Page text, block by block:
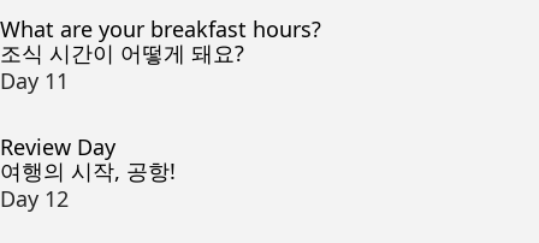
What are your breakfast hours?
조식 시간이 어떻게 돼요?
Day 11
Review Day
여행의 시작, 공항!
Day 12